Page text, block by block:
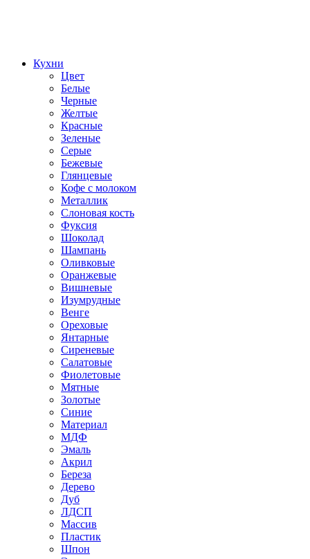
Кухни
Цвет
Белые
Черные
Желтые
Красные
Зеленые
Серые
Бежевые
Глянцевые
Кофе с молоком
Металлик
Слоновая кость
Фуксия
Шоколад
Шампань
Оливковые
Оранжевые
Вишневые
Изумрудные
Венге
Ореховые
Янтарные
Сиреневые
Салатовые
Фиолетовые
Мятные
Золотые
Синие
Материал
МДФ
Эмаль
Акрил
Береза
Дерево
Дуб
ЛДСП
Массив
Пластик
Шпон